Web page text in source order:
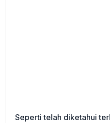
Seperti telah diketahui